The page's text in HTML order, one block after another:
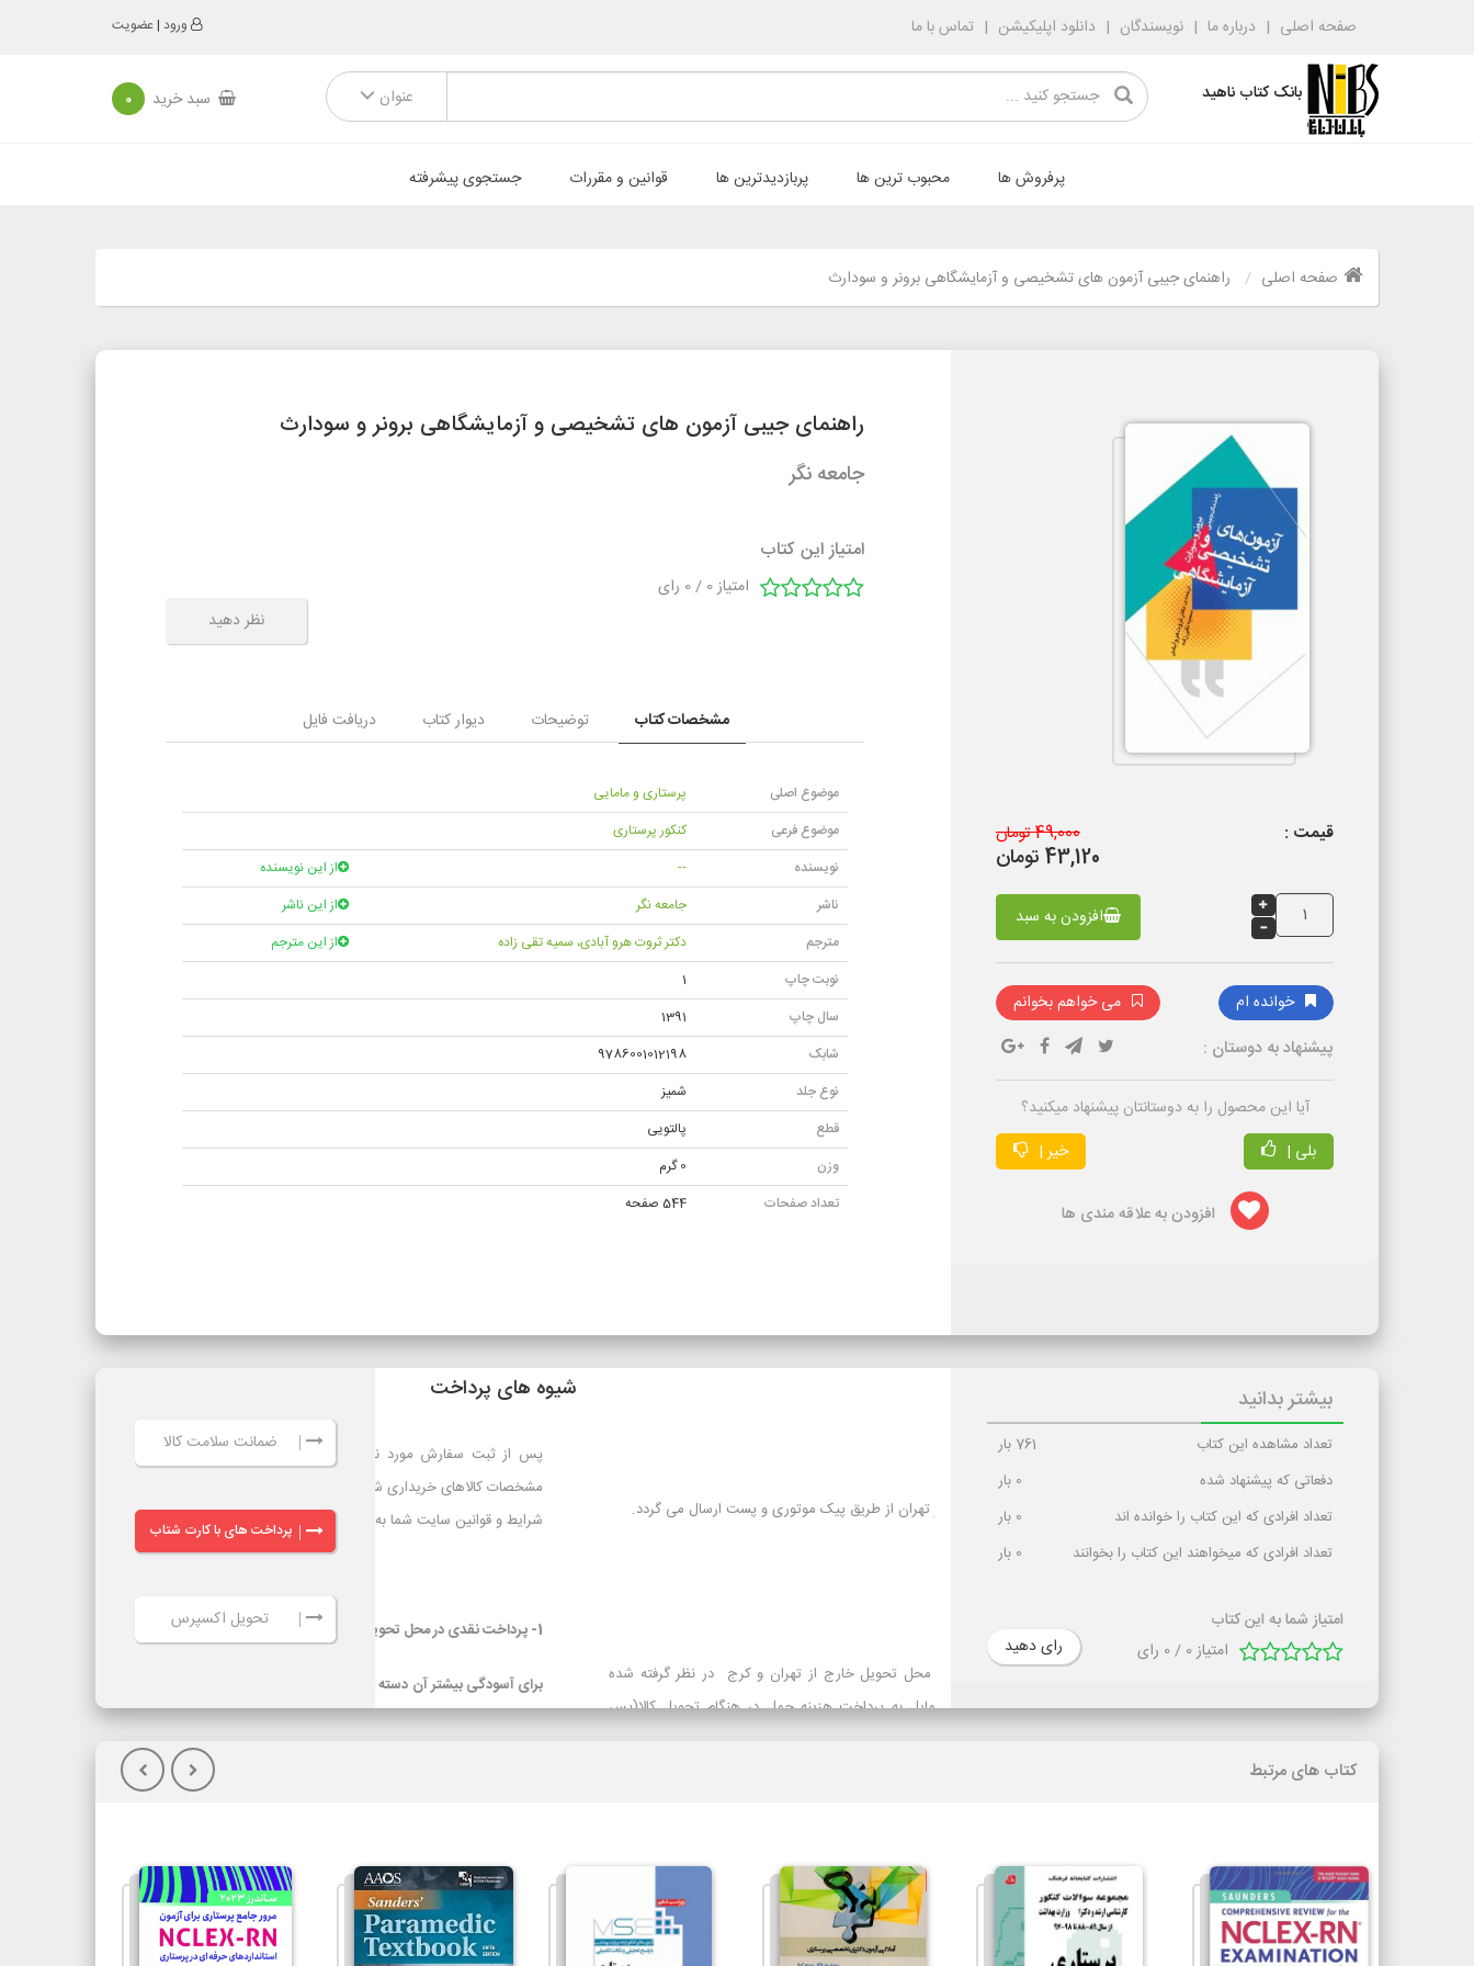
صفحه اصلی درباره ما نویسندگان دانلود اپلیکیشن تماس با ما ورود |عضویت
بانک کتاب ناهید عنوان سبد خرید 0
پرفروش ها محبوب ترین ها پربازدیدترین ها قوانین و مقررات جستجوی پیشرفته
صفحه اصلی راهنمای جیبی آزمون های تشخیصی و آزمایشگاهی برونر و سودارث
قیمت : 49,000 تومان
43,120 تومان
افزودن به سبد
خوانده ام می خواهم بخوانم
پیشنهاد به دوستان :
آیا این محصول را به دوستانتان پیشنهاد میکنید؟
بلی |
خیر |
افزودن به علاقه مندی ها
راهنمای جیبی آزمون های تشخیصی و آزمایشگاهی برونر و سودارث
جامعه نگر
امتیاز این کتاب
امتیاز0
/
0 رای
نظر دهید
مشخصات کتاب توضیحات دیوار کتاب دریافت فایل
موضوع اصلی
پرستاری و مامایی
موضوع فرعی
کنکور پرستاری
نویسنده
--
از این نویسنده
ناشر
جامعه نگر
از این ناشر
مترجم
دکتر ثروت هرو آبادی، سمیه تقی زاده
از این مترجم
نوبت چاپ
1
سال چاپ
1391
شابک
9786001012198
نوع جلد
شميز
قطع
پالتویی
وزن
0 گرم
تعداد صفحات
544 صفحه
بیشتر بدانید
تعداد مشاهده این کتاب 761 بار
دفعاتی که پیشنهاد شده
0 بار
تعداد افرادی که این کتاب را خوانده اند
0 بار
تعداد افرادی که میخواهند این کتاب را بخوانند
0 بار
امتیاز شما به این کتاب
امتیاز0
/
0 رای رای دهید
1- سفارش ها در محدوده شهر تهران از طریق پیک موتوری و پست ارسال می گردد.
تیپاکس برای سفارش‌های با محل تحویل خارج از تهران و کرج در نظر گرفته شده
است و برای مشتریانی که تمایل به پرداخت هزینه حمل در هنگام تحویل کالا(پس
حمل به عهده مشتری خواهد بود.
سرویس‌دهی تیپاکس در بیش از 80 شهر که تک مسیره هستند به طور معمول 24
ساعته است. شهرهایی که دومسیره یا راه دور هستند، معمولاً 48 تا 72 ساعت انجام
| ضمانت سلامت کالا
| پرداخت های با کارت شتاب
| تحویل اکسپرس
کتاب های مرتبط